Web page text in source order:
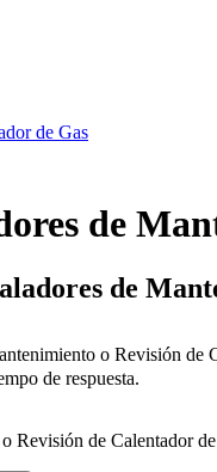
de Gas
de
de
o Revisión de
de respuesta.
Revisión de Calentador